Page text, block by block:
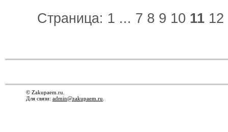
Страница: 1 ... 7 8 9 10 11 12
© Zakupaem.ru.
Для связи: admin@zakupaem.ru